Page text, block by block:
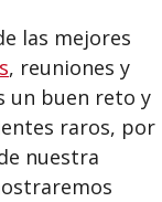
las mejores
, reuniones y
un buen reto y
raros, por
nuestra